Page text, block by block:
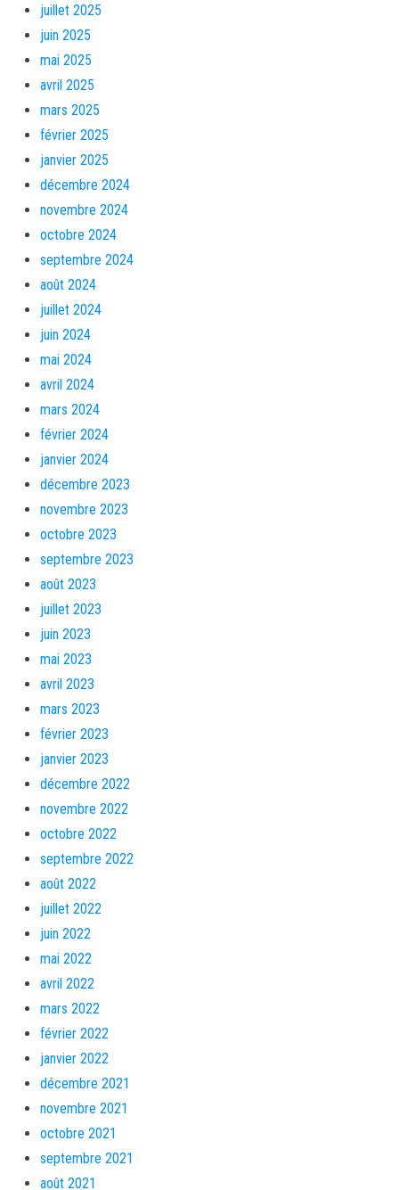
juillet 2025
juin 2025
mai 2025
avril 2025
mars 2025
février 2025
janvier 2025
décembre 2024
novembre 2024
octobre 2024
septembre 2024
août 2024
juillet 2024
juin 2024
mai 2024
avril 2024
mars 2024
février 2024
janvier 2024
décembre 2023
novembre 2023
octobre 2023
septembre 2023
août 2023
juillet 2023
juin 2023
mai 2023
avril 2023
mars 2023
février 2023
janvier 2023
décembre 2022
novembre 2022
octobre 2022
septembre 2022
août 2022
juillet 2022
juin 2022
mai 2022
avril 2022
mars 2022
février 2022
janvier 2022
décembre 2021
novembre 2021
octobre 2021
septembre 2021
août 2021